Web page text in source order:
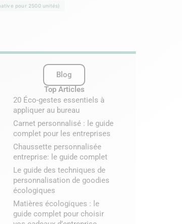
pour 2500 unités)
Blog
Top Articles
20 Éco-gestes essentiels à
appliquer au bureau
Carnet personnalisé : le guide
complet pour les entreprises
Chaussette personnalisée
entreprise: le guide complet
Le guide des techniques de
personnalisation de goodies
écologiques
Matières écologiques : le
guide complet pour choisir